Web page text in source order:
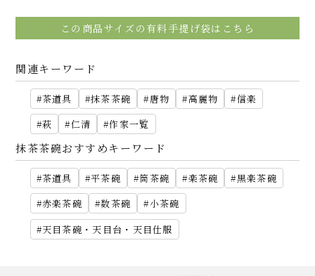
この商品サイズの有料手提げ袋はこちら
関連キーワード
茶道具 抹茶茶碗 唐物 高麗物
信楽
萩
仁清 作家一覧
抹茶茶碗おすすめキーワード
茶道具 平茶碗 筒茶碗 楽茶碗
黒楽茶碗
赤楽茶碗
数茶碗
小茶碗
天目茶碗・天目台・天目仕服